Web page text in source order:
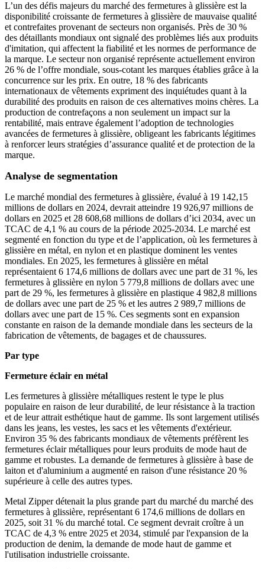
L’un des défis majeurs du marché des fermetures à glissière est la
disponibilité croissante de fermetures à glissière de mauvaise qualité
et contrefaites provenant de secteurs non organisés. Près de 30 %
des détaillants mondiaux ont signalé des problèmes liés aux produits
d'imitation, qui affectent la fiabilité et les normes de performance de
la marque. Le secteur non organisé représente actuellement environ
26 % de l’offre mondiale, sous-cotant les marques établies grâce à la
concurrence sur les prix. En outre, 18 % des fabricants
internationaux de vêtements expriment des inquiétudes quant à la
durabilité des produits en raison de ces alternatives moins chères. La
production de contrefaçons a non seulement un impact sur la
rentabilité, mais entrave également l’adoption de technologies
avancées de fermetures à glissière, obligeant les fabricants légitimes
à renforcer leurs stratégies d’assurance qualité et de protection de la
marque.
Analyse de segmentation
Le marché mondial des fermetures à glissière, évalué à 19 142,15
millions de dollars en 2024, devrait atteindre 19 926,97 millions de
dollars en 2025 et 28 608,68 millions de dollars d’ici 2034, avec un
TCAC de 4,1 % au cours de la période 2025-2034. Le marché est
segmenté en fonction du type et de l’application, où les fermetures à
glissière en métal, en nylon et en plastique dominent les ventes
mondiales. En 2025, les fermetures à glissière en métal
représentaient 6 174,6 millions de dollars avec une part de 31 %, les
fermetures à glissière en nylon 5 779,8 millions de dollars avec une
part de 29 %, les fermetures à glissière en plastique 4 982,8 millions
de dollars avec une part de 25 % et les autres 2 989,7 millions de
dollars avec une part de 15 %. Ces segments sont en expansion
constante en raison de la demande mondiale dans les secteurs de la
fabrication de vêtements, de bagages et de chaussures.
Par type
Fermeture éclair en métal
Les fermetures à glissière métalliques restent le type le plus
populaire en raison de leur durabilité, de leur résistance à la traction
et de leur attrait esthétique haut de gamme. Ils sont largement utilisés
dans les jeans, les vestes, les sacs et les vêtements d'extérieur.
Environ 35 % des fabricants mondiaux de vêtements préfèrent les
fermetures éclair métalliques pour leurs produits de mode haut de
gamme et robustes. La demande de fermetures à glissière à base de
laiton et d'aluminium a augmenté en raison d'une résistance 20 %
supérieure à celle des autres types.
Metal Zipper détenait la plus grande part du marché du marché des
fermetures à glissière, représentant 6 174,6 millions de dollars en
2025, soit 31 % du marché total. Ce segment devrait croître à un
TCAC de 4,3 % entre 2025 et 2034, stimulé par l'expansion de la
production de denim, la demande de mode haut de gamme et
l'utilisation industrielle croissante.